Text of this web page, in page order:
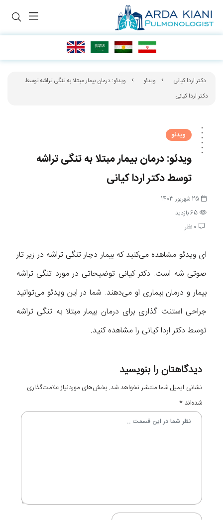
دکتر اردا کیانی ویدئو
ویدئو: درمان بیمار مبتلا به تنگی تراشه توسط
دکتر اردا کیانی
ویدئو
ویدئو: درمان بیمار مبتلا به تنگی تراشه
توسط دکتر اردا کیانی
25 شهریور 1403
65 بازدید
0 نظر
ای ویدئو مشاهده می‌کنید که بیمار دچار تنگی تراشه در زیر تار
صوتی شه است. دکتر کیانی توضیحاتی در مورد تنگی تراشه
بیمار و درمان بیماری او می‌دهند. شما در‌ این ویدئو می‌توانید
جراحی استنت گذاری برای درمان بیمار مبتلا به تنگی تراشه
توسط دکتر اردا کیانی را مشاهده کنید.
دیدگاهتان را بنویسید
نشانی ایمیل شما منتشر نخواهد شد. بخش‌های موردنیاز علامت‌گذاری
شده‌اند*